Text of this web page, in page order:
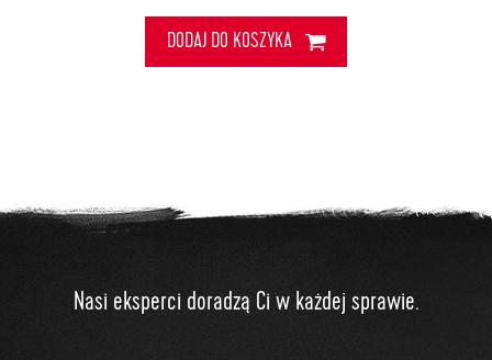
DODAJ DO KOSZYKA
Nasi eksperci doradzą Ci w każdej sprawie.